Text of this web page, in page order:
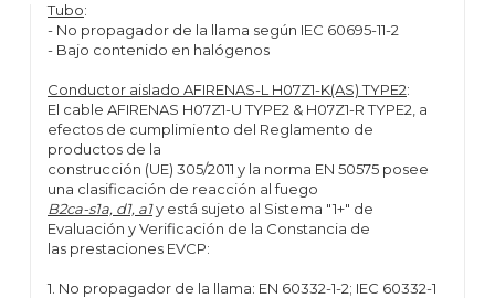
Tubo:
- No propagador de la llama según IEC 60695-11-2
- Bajo contenido en halógenos
Conductor aislado AFIRENAS-L H07Z1-K(AS) TYPE2:
El cable AFIRENAS H07Z1-U TYPE2 & H07Z1-R TYPE2, a
efectos de cumplimiento del Reglamento de
productos de la
construcción (UE) 305/2011 y la norma EN 50575 posee
una clasificación de reacción al fuego
B2ca-s1a, d1, a1y está sujeto al Sistema "1+" de
Evaluación y Verificación de la Constancia de
las prestaciones EVCP:
1. No propagador de la llama: EN 60332-1-2; IEC 60332-1